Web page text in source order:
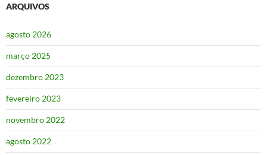
ARQUIVOS
agosto 2026
março 2025
dezembro 2023
fevereiro 2023
novembro 2022
agosto 2022